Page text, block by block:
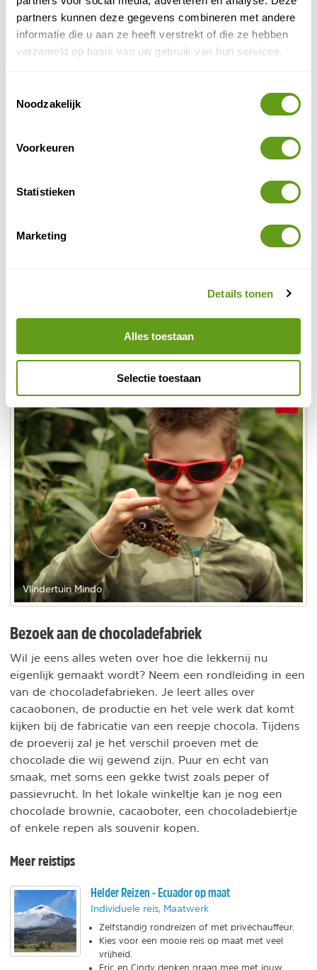
partners kunnen deze gegevens combineren met andere
informatie die u aan ze heeft verstrekt of die ze hebben
verzameld op basis van uw gebruik van hun services.
Noodzakelijk
Voorkeuren
Statistieken
Marketing
Details tonen
Alles toestaan
Selectie toestaan
Tarabita Cablecar ook nog terug moet. Wij moesten 3
kwartier wachten voor we aan de beurt waren, omdat
er ook een hele school moest oversteken.
Afwisselende groepsreizen in Ecuador.
Slaap in een echte jungle lodge en meet the
Wellicht heb je wel eens vaker een kolibrietuin of
soorten en vanaf de uitkijktorens in de tuin kan je ook
andere vogels spotten.
Vlindertuin Mindo
Bezoek aan de chocoladefabriek
Wil je eens alles weten over hoe die lekkernij nu
eigenlijk gemaakt wordt? Neem een rondleiding in een
van de chocoladefabrieken. Je leert alles over
cacaobonen, de productie en het vele werk dat komt
kijken bij de fabricatie van een reepje chocola. Tijdens
de proeverij zal je het verschil proeven met de
chocolade die wij gewend zijn. Puur en echt van
smaak, met soms een gekke twist zoals peper of
passievrucht. In het lokale winkeltje kan je nog een
chocolade brownie, cacaoboter, een chocoladebiertje
of enkele repen als souvenir kopen.
Meer reistips
Helder Reizen - Ecuador op maat
Individuele reis, Maatwerk
Zelfstandig rondreizen of met privéchauffeur.
Kies voor een mooie reis op maat met veel
vrijheid.
Eric en Cindy denken graag mee met jouw